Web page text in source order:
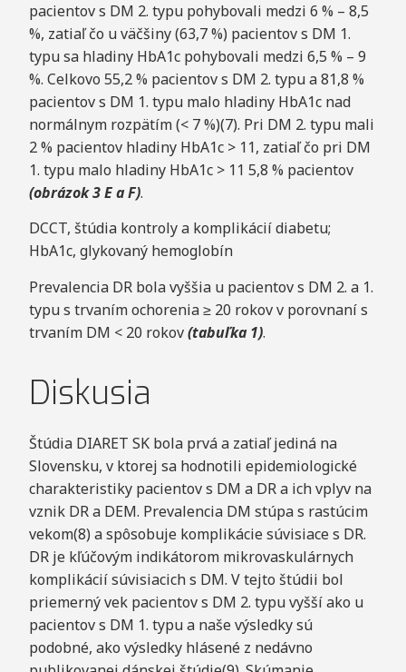
pacientov s DM 2. typu pohybovali medzi 6 % – 8,5
%, zatiaľ čo u väčšiny (63,7 %) pacientov s DM 1.
typu sa hladiny HbA1c pohybovali medzi 6,5 % – 9
%. Celkovo 55,2 % pacientov s DM 2. typu a 81,8 %
pacientov s DM 1. typu malo hladiny HbA1c nad
normálnym rozpätím (< 7 %)(7). Pri DM 2. typu mali
2 % pacientov hladiny HbA1c > 11, zatiaľ čo pri DM
1. typu malo hladiny HbA1c > 11 5,8 % pacientov
(obrázok 3 E a F).
DCCT, štúdia kontroly a komplikácií diabetu;
HbA1c, glykovaný hemoglobín
Prevalencia DR bola vyššia u pacientov s DM 2. a 1.
typu s trvaním ochorenia ≥ 20 rokov v porovnaní s
trvaním DM < 20 rokov(tabuľka 1).
Diskusia
Štúdia DIARET SK bola prvá a zatiaľ jediná na
Slovensku, v ktorej sa hodnotili epidemiologické
charakteristiky pacientov s DM a DR a ich vplyv na
vznik DR a DEM. Prevalencia DM stúpa s rastúcim
vekom(8) a spôsobuje komplikácie súvisiace s DR.
DR je kľúčovým indikátorom mikrovaskulárnych
komplikácií súvisiacich s DM. V tejto štúdii bol
priemerný vek pacientov s DM 2. typu vyšší ako u
pacientov s DM 1. typu a naše výsledky sú
podobné, ako výsledky hlásené z nedávno